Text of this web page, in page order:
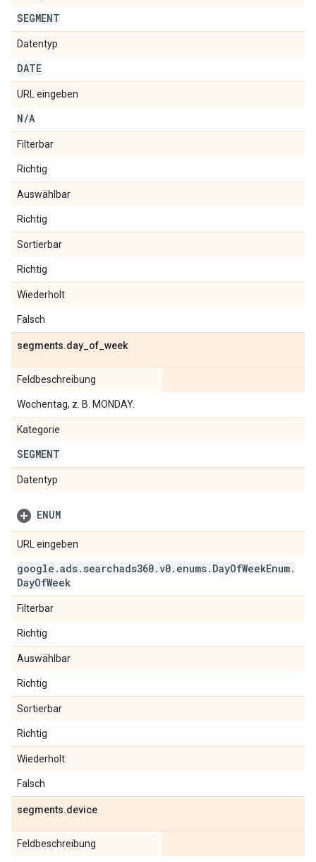
SEGMENT
Datentyp
DATE
URL eingeben
N/A
Filterbar
Richtig
Auswählbar
Richtig
Sortierbar
Richtig
Wiederholt
Falsch
segments.day of week
Feldbeschreibung
Wochentag, z. B. MONDAY.
Kategorie
SEGMENT
Datentyp
ENUM
URL eingeben
google .ads. searchads360.v0. enums. DayOfWeekEnum.
DayOfWeek
Filterbar
Richtig
Auswählbar
Richtig
Sortierbar
Richtig
Wiederholt
Falsch
segments.device
Feldbeschreibung